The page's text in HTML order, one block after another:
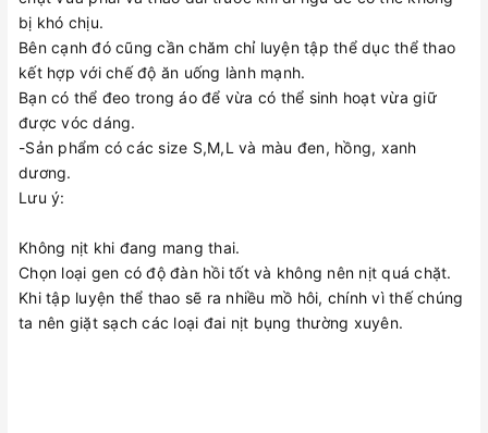
bị khó chịu.
Bên cạnh đó cũng cần chăm chỉ luyện tập thể dục thể thao
kết hợp với chế độ ăn uống lành mạnh.
Bạn có thể đeo trong áo để vừa có thể sinh hoạt vừa giữ
được vóc dáng.
-Sản phẩm có các size S,M,L và màu đen, hồng, xanh
dương.
Lưu ý:
Không nịt khi đang mang thai.
Chọn loại gen có độ đàn hồi tốt và không nên nịt quá chặt.
Khi tập luyện thể thao sẽ ra nhiều mồ hôi, chính vì thế chúng
ta nên giặt sạch các loại đai nịt bụng thường xuyên.